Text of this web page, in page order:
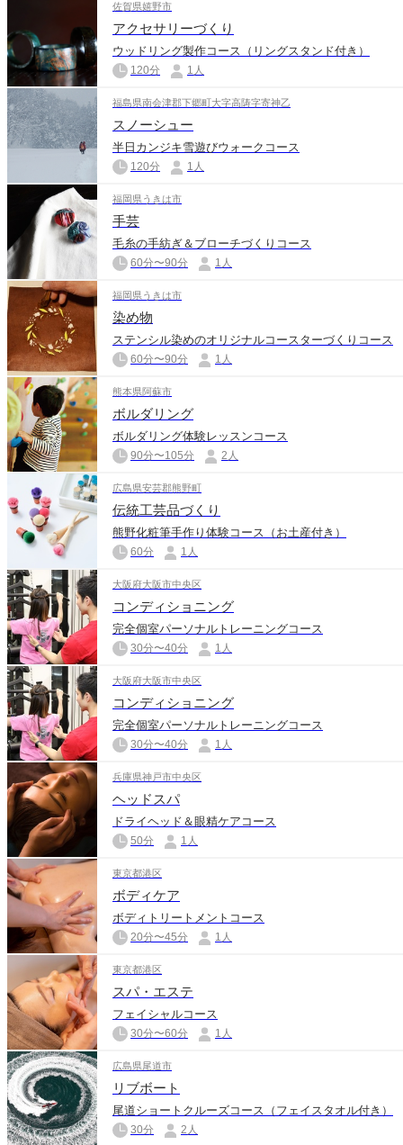
佐賀県嬉野市
アクセサリーづくり
ウッドリング製作コース（リングスタンド付き）
120分 1人
福島県南会津郡下郷町大字高陦字寄神乙
スノーシュー
半日カンジキ雪遊びウォークコース
120分 1人
福岡県うきは市
手芸
毛糸の手紡ぎ＆ブローチづくりコース
60分〜90分 1人
福岡県うきは市
染め物
ステンシル染めのオリジナルコースターづくりコース
60分〜90分 1人
熊本県阿蘇市
ボルダリング
ボルダリング体験レッスンコース
90分〜105分 2人
広島県安芸郡熊野町
伝統工芸品づくり
熊野化粧筆手作り体験コース（お土産付き）
60分 1人
大阪府大阪市中央区
コンディショニング
完全個室パーソナルトレーニングコース
30分〜40分 1人
大阪府大阪市中央区
コンディショニング
完全個室パーソナルトレーニングコース
30分〜40分 1人
兵庫県神戸市中央区
ヘッドスパ
ドライヘッド＆眼精ケアコース
50分 1人
東京都港区
ボディケア
ボディトリートメントコース
20分〜45分 1人
東京都港区
スパ・エステ
フェイシャルコース
30分〜60分 1人
広島県尾道市
リブボート
尾道ショートクルーズコース（フェイスタオル付き）
30分 2人